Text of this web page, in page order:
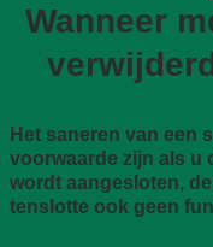
Wanneer
Het saneren van een
voorwaarde zijn als u
wordt aangesloten,
tenslotte ook geen